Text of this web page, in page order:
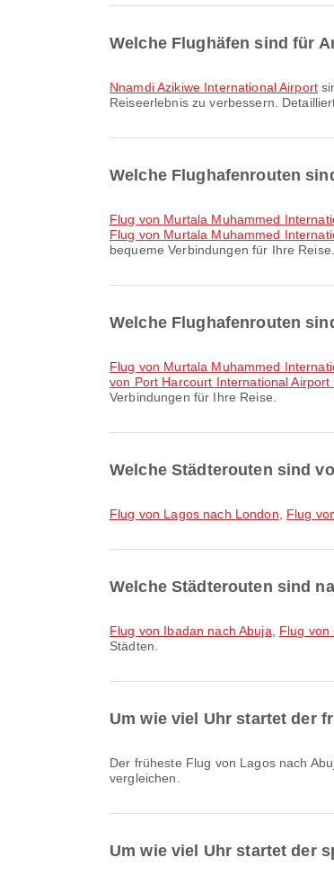
Welche Flughäfen sind für
Nnamdi Azikiwe International Airport
Reiseerlebnis zu verbessern.
Welche Flughafenrouten
Flug von Murtala Muhammed
Flug von Murtala Muhammed
bequeme Verbindungen für Ihre Reise.
Welche Flughafenrouten
Flug von Murtala Muhammed
von Port Harcourt International
Verbindungen für Ihre Reise.
Welche Städterouten sind
Flug von Lagos nach London Flug
Welche Städterouten sind
Flug von Ibadan nach Abuja Flug von
Städten.
Um wie viel Uhr startet der
Der früheste Flug von Lagos nach Abuja mit Air Peace startet um 06:30. Sie können diesen Flugplan einsehen und andere verfügbare Flugoptionen auf Airpaz
vergleichen.
Um wie viel Uhr startet der